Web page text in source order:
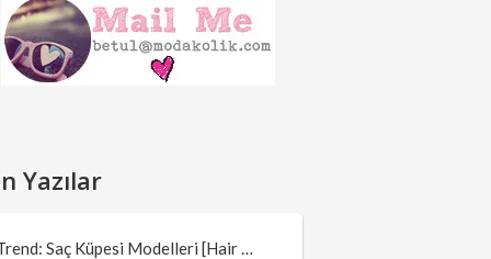
Yazılar
Saç Küpesi Modelleri [Hair …